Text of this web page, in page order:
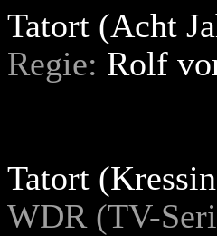
Tatort (Acht
Regie: Rolf
Tatort
WDR (TV-